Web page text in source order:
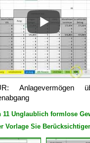
Anlagevermögen
11 Unglaublich formlose
Vorlage Sie